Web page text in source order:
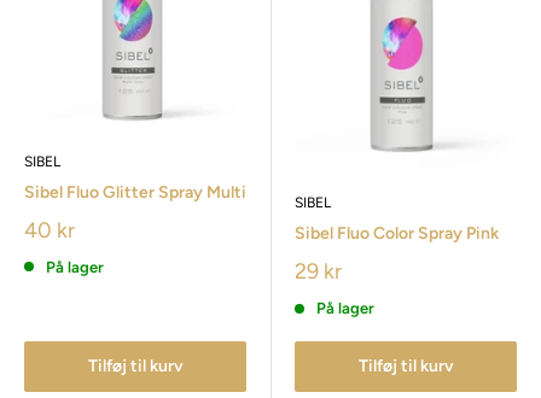
SIBEL
Sibel Fluo Glitter Spray Multi
40 kr
På lager
Tilføj til kurv
SIBEL
Sibel Fluo Color Spray Pink
29 kr
På lager
Tilføj til kurv